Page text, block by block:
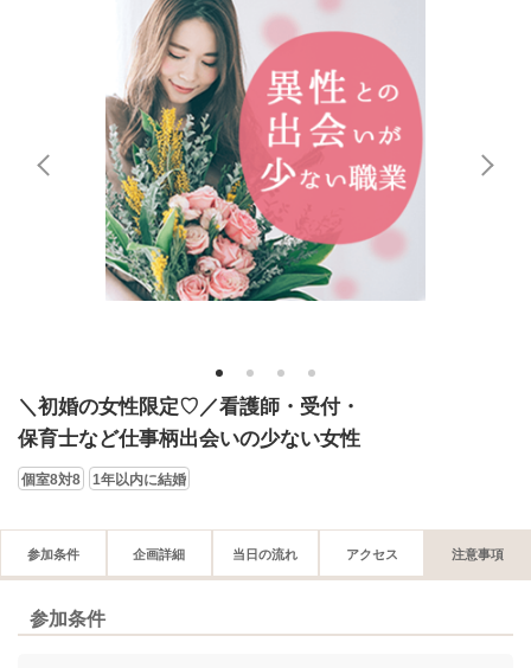
1 2 3 4
＼初婚の女性限定♡／看護師・受付・
保育士など仕事柄出会いの少ない女性
個室8対8 1年以内に結婚
参加条件 企画詳細 当日の流れ アクセス 注意事項
参加条件